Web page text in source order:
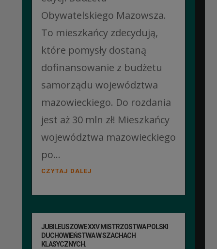
Obywatelskiego Mazowsza.
To mieszkańcy zdecydują,
które pomysły dostaną
dofinansowanie z budżetu
samorządu województwa
mazowieckiego. Do rozdania
jest aż 30 mln zł! Mieszkańcy
województwa mazowieckiego
po...
CZYTAJ DALEJ
JUBILEUSZOWE XXV MISTRZOSTWA POLSKI
DUCHOWIEŃSTWA W SZACHACH
KLASYCZNYCH.